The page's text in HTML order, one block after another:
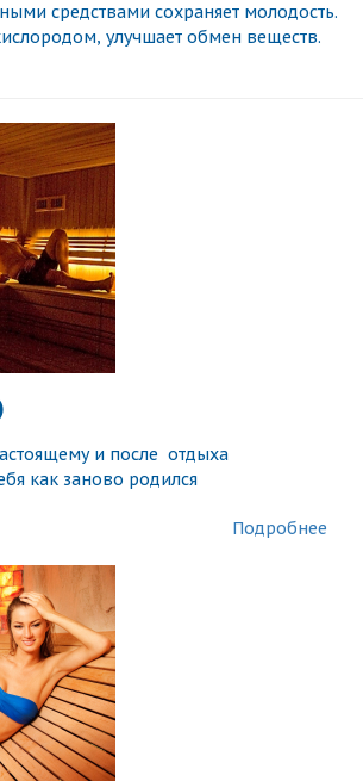
средствами сохраняет молодость.
улучшает обмен веществ.
и после отдыха
как заново родился
Подробнее